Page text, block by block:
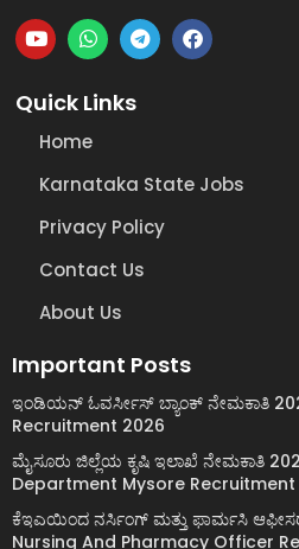
Quick Links
Home
Karnataka State Jobs
Privacy Policy
Contact Us
About Us
Important Posts
ಇಂಡಿಯನ್ ಓವರ್ಸೀಸ್ ಬ್ಯಾಂಕ್ ನೇಮಕಾತಿ
Recruitment 2026
ಮೈಸೂರು ಜಿಲ್ಲೆಯ ಕೃಷಿ ಇಲಾಖೆ ನೇಮಕಾತಿ
Department Mysore Recruitment
ಕೆಇಎಯಿಂದ ನರ್ಸಿಂಗ್ ಮತ್ತು ಫಾರ್ಮಸಿ
Nursing And Pharmacy Officer